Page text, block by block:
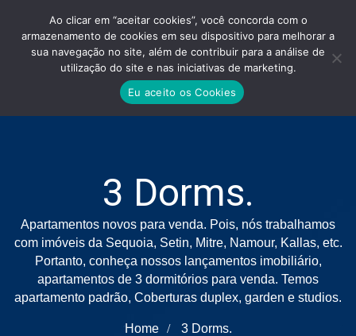
3 Dorms.
Apartamentos novos para venda. Pois, nós trabalhamos
com imóveis da Sequoia, Setin, Mitre, Namour, Kallas, etc.
Portanto, conheça nossos lançamentos imobiliário,
apartamentos de 3 dormitórios para venda. Temos
apartamento padrão, Coberturas duplex, garden e studios.
Home 3 Dorms.
Ao clicar em “aceitar cookies”, você concorda com o
armazenamento de cookies em seu dispositivo para melhorar a
sua navegação no site, além de contribuir para a análise de
utilização do site e nas iniciativas de marketing.
Eu aceito os Cookies